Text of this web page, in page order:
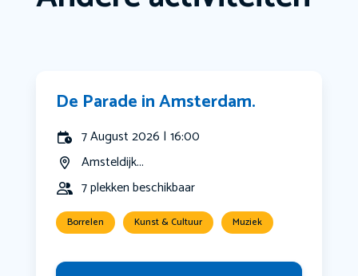
De Parade in Amsterdam.
7 August 2026 | 16:00
Amsteldijk...
7 plekken beschikbaar
Borrelen Kunst & Cultuur Muziek